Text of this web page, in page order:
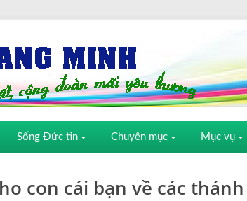
Sống Đức tin Chuyên mục Mục vụ
con cái bạn về các thánh